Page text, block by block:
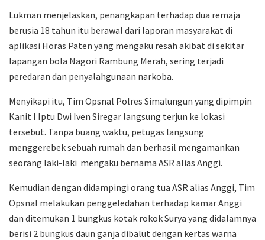
Lukman menjelaskan, penangkapan terhadap dua remaja
berusia 18 tahun itu berawal dari laporan masyarakat di
aplikasi Horas Paten yang mengaku resah akibat di sekitar
lapangan bola Nagori Rambung Merah, sering terjadi
peredaran dan penyalahgunaan narkoba.
Menyikapi itu, Tim Opsnal Polres Simalungun yang dipimpin
Kanit I Iptu Dwi Iven Siregar langsung terjun ke lokasi
tersebut. Tanpa buang waktu, petugas langsung
menggerebek sebuah rumah dan berhasil mengamankan
seorang laki-laki mengaku bernama ASR alias Anggi.
Kemudian dengan didampingi orang tua ASR alias Anggi, Tim
Opsnal melakukan penggeledahan terhadap kamar Anggi
dan ditemukan 1 bungkus kotak rokok Surya yang didalamnya
berisi 2 bungkus daun ganja dibalut dengan kertas warna